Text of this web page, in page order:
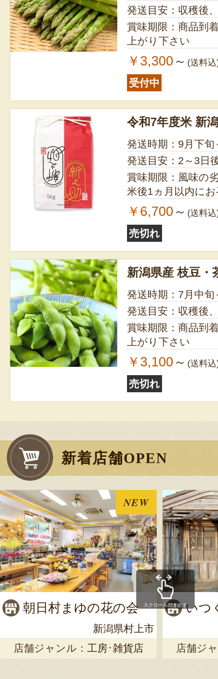
発送目安：収穫後
賞味期限：商品到
上がり下さい
￥3,300 ～ (送料
受付中
令和7年度米 新
発送時期：9月下旬
発送目安：2～3日
賞味期限：風味の
米後1ヵ月以内に
￥6,700 ～ (送料
売切れ
新潟県産 枝豆・
発送時期：7月中旬
発送目安：収穫後
賞味期限：商品到
上がり下さい
￥3,100 ～ (送料
売切れ
新着店舗OPEN
NEW
朝日村まゆの花の会
新潟県村上市
店舗ジャンル： 工房･雑貨店
いつ
店舗ジ
スクロールできます